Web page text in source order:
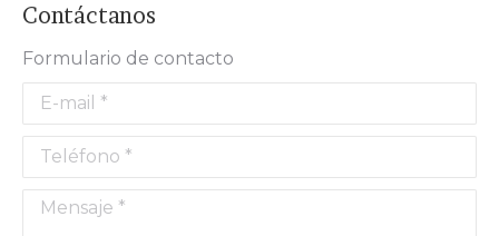
Contáctanos
Formulario de contacto
E-mail *
Teléfono *
Mensaje *